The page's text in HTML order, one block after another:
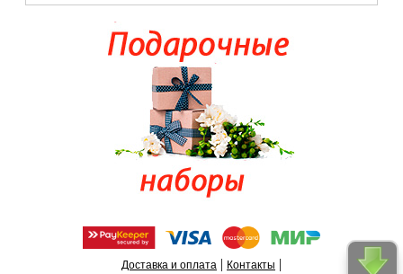
Доставка и оплата | Контакты |